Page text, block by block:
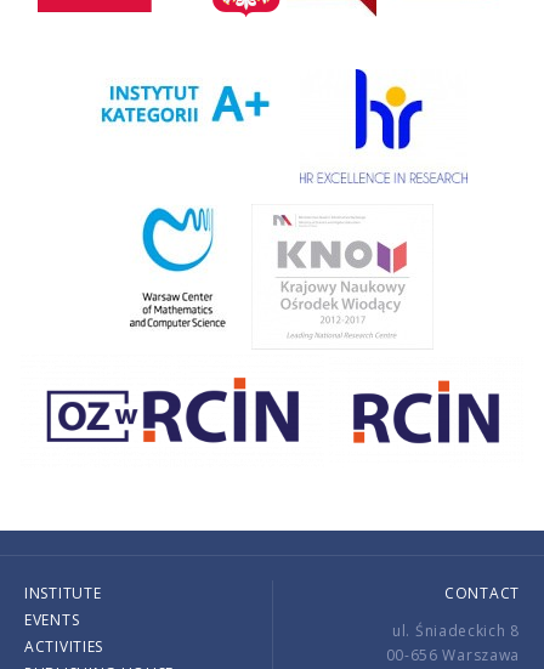
INSTITUTE
EVENTS
ACTIVITIES
CONTACT
ul. Śniadeckich 8
00-656 Warszawa